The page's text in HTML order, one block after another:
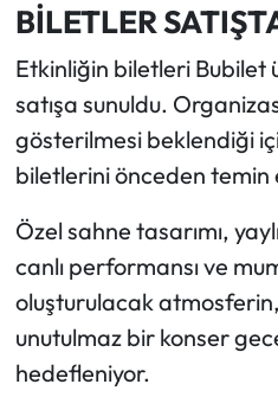
BİLETLER
Etkinliğin biletleri
satışa sunuldu.
gösterilmesi beklendiği
biletlerini önceden temin
Özel sahne tasarımı,
canlı performansı ve
oluşturulacak atmosferin,
unutulmaz bir konser
hedefleniyor.